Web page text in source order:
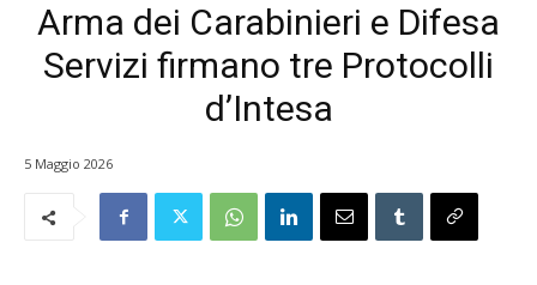
Arma dei Carabinieri e Difesa
Servizi firmano tre Protocolli
d’Intesa
5 Maggio 2026